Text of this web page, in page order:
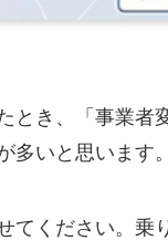
とき、「事業者
多いと思います。
てください。乗